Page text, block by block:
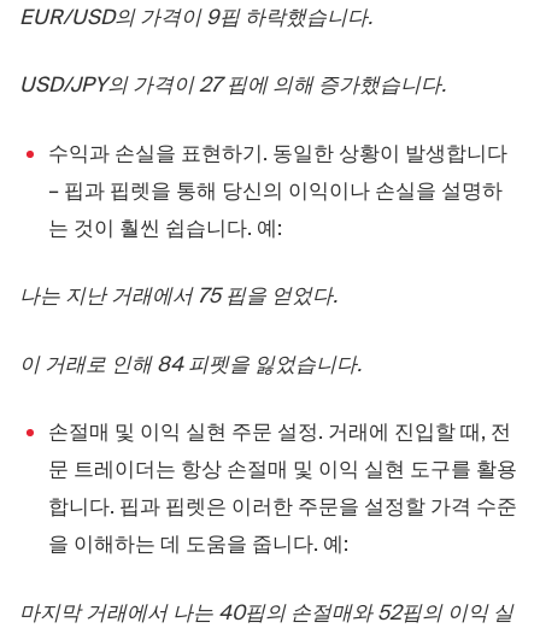
EUR/USD의 가격이 9핍 하락했습니다.
USD/JPY의 가격이 27 핍에 의해 증가했습니다.
수익과 손실을 표현하기. 동일한 상황이 발생합니다
– 핍과 핍렛을 통해 당신의 이익이나 손실을 설명하
는 것이 훨씬 쉽습니다. 예:
나는 지난 거래에서 75 핍을 얻었다.
이 거래로 인해 84 피펫을 잃었습니다.
손절매 및 이익 실현 주문 설정. 거래에 진입할 때, 전
문 트레이더는 항상 손절매 및 이익 실현 도구를 활용
합니다. 핍과 핍렛은 이러한 주문을 설정할 가격 수준
을 이해하는 데 도움을 줍니다. 예:
마지막 거래에서 나는 40핍의 손절매와 52핍의 이익 실